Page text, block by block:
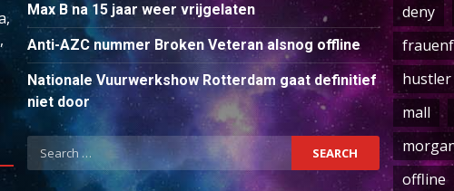
Max B na 15 jaar weer vrijgelaten
Anti-AZC nummer Broken Veteran alsnog offline
Nationale Vuurwerkshow Rotterdam gaat definitief
niet door
Search
for:
deny
hustler
mall
offline